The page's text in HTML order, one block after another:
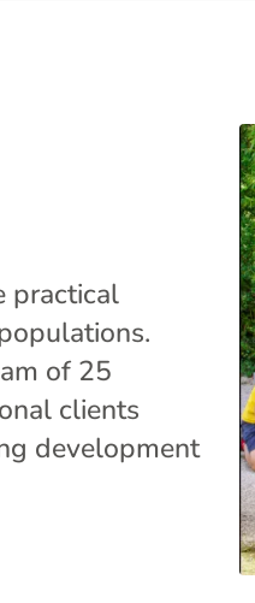
practical
of 25
clients
development